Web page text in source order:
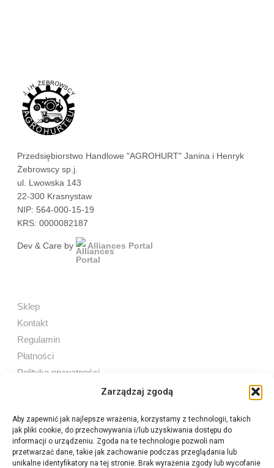
Zarządzaj zgodą
Aby zapewnić jak najlepsze wrażenia, korzystamy z technologii, takich
jak pliki cookie, do przechowywania i/lub uzyskiwania dostępu do
informacji o urządzeniu. Zgoda na te technologie pozwoli nam
przetwarzać dane, takie jak zachowanie podczas przeglądania lub
unikalne identyfikatory na tej stronie. Brak wyrażenia zgody lub wycofanie
Przedsiębiorstwo Handlowe "AGROHURT" Janina i Henryk
Żebrowscy sp.j.
ul. Lwowska 143
22-300 Krasnystaw
NIP: 564-000-15-19
KRS: 0000082187
Dev & Care by Alliances Portal
Sklep
Kontakt
Regulamin
Płatności
Polityka prywatności
Sprzedaż internetowa
Tel:605 603 753